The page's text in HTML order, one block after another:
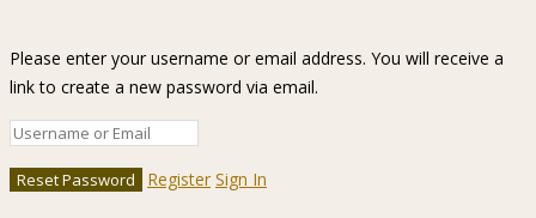
Please enter your username or email address. You will receive a
link to create a new password via email.
Register Sign In